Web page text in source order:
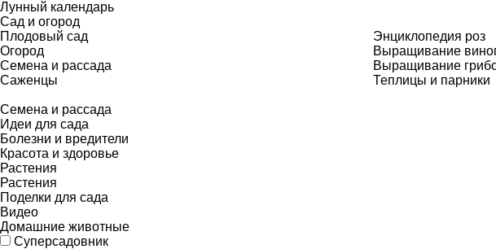
Лунный календарь
Сад и огород
Плодовый сад
Огород
Семена и рассада
Саженцы
Энциклопедия роз
Выращивание
Выращивание
Теплицы и парники
Семена и рассада
Идеи для сада
Болезни и вредители
Красота и здоровье
Растения
Растения
Поделки для сада
Видео
Домашние животные
Суперсадовник